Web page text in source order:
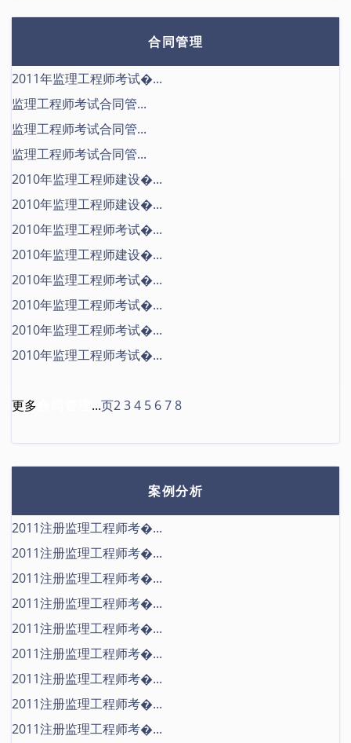
合同管理
2011年监理工程师考试�...
监理工程师考试合同管...
监理工程师考试合同管...
监理工程师考试合同管...
2010年监理工程师建设�...
2010年监理工程师建设�...
2010年监理工程师考试�...
2010年监理工程师建设�...
2010年监理工程师考试�...
2010年监理工程师考试�...
2010年监理工程师考试�...
2010年监理工程师考试�...
更多 ...页234 5 678
案例分析
2011注册监理工程师考�...
2011注册监理工程师考�...
2011注册监理工程师考�...
2011注册监理工程师考�...
2011注册监理工程师考�...
2011注册监理工程师考�...
2011注册监理工程师考�...
2011注册监理工程师考�...
2011注册监理工程师考�...